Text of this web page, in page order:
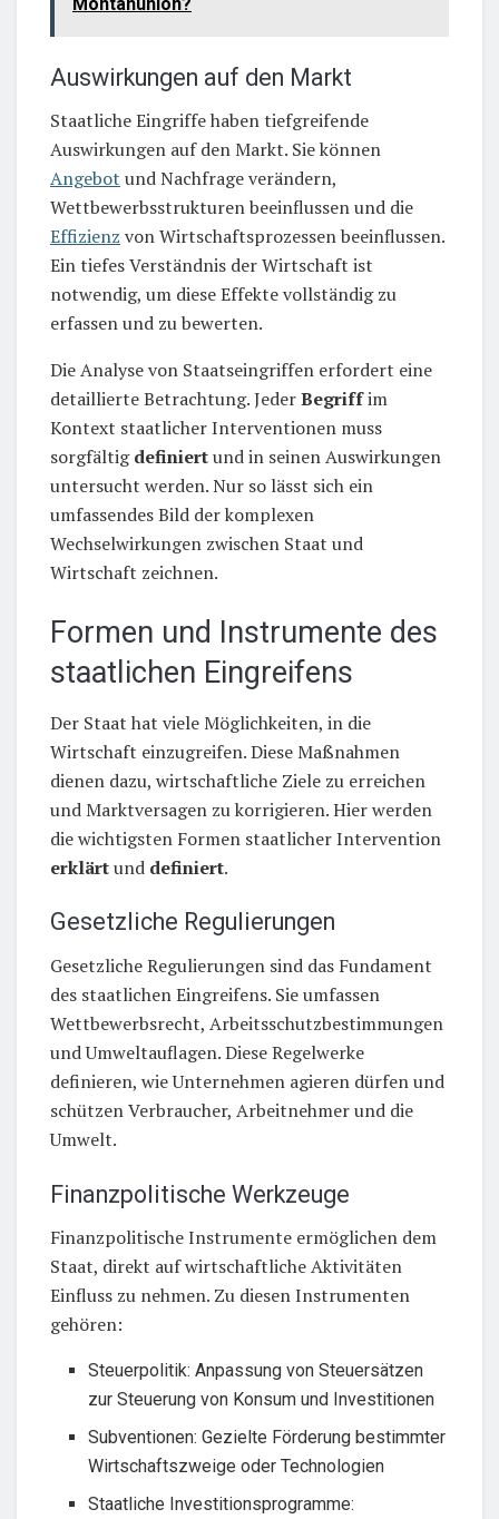
Auswirkungen auf den Markt
Staatliche Eingriffe haben tiefgreifende
Auswirkungen auf den Markt. Sie können
Angebot und Nachfrage verändern,
Wettbewerbsstrukturen beeinflussen und die
Effizienz von Wirtschaftsprozessen beeinflussen.
Ein tiefes Verständnis der Wirtschaft ist
notwendig, um diese Effekte vollständig zu
erfassen und zu bewerten.
Die Analyse von Staatseingriffen erfordert eine
detaillierte Betrachtung. JederBegriffim
Kontext staatlicher Interventionen muss
sorgfältigdefiniertund in seinen Auswirkungen
untersucht werden. Nur so lässt sich ein
umfassendes Bild der komplexen
Wechselwirkungen zwischen Staat und
Wirtschaft zeichnen.
Formen und Instrumente des
staatlichen Eingreifens
Der Staat hat viele Möglichkeiten, in die
Wirtschaft einzugreifen. Diese Maßnahmen
dienen dazu, wirtschaftliche Ziele zu erreichen
und Marktversagen zu korrigieren. Hier werden
die wichtigsten Formen staatlicher Intervention
erklärtund definiert.
Gesetzliche Regulierungen
Gesetzliche Regulierungen sind das Fundament
des staatlichen Eingreifens. Sie umfassen
Wettbewerbsrecht, Arbeitsschutzbestimmungen
und Umweltauflagen. Diese Regelwerke
definieren, wie Unternehmen agieren dürfen und
schützen Verbraucher, Arbeitnehmer und die
Umwelt.
Finanzpolitische Werkzeuge
Finanzpolitische Instrumente ermöglichen dem
Staat, direkt auf wirtschaftliche Aktivitäten
Einfluss zu nehmen. Zu diesen Instrumenten
gehören:
Steuerpolitik: Anpassung von Steuersätzen
zur Steuerung von Konsum und Investitionen
Subventionen: Gezielte Förderung bestimmter
Wirtschaftszweige oder Technologien
Staatliche Investitionsprogramme: